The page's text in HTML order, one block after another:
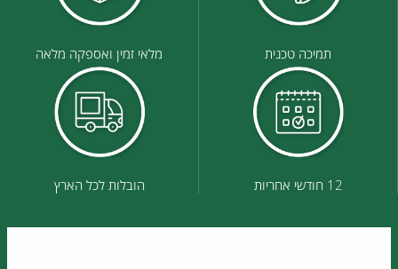
תמיכה טכנית מלאי זמין ואספקה מלאה
12 חודשי אחריות הובלות לכל הארץ